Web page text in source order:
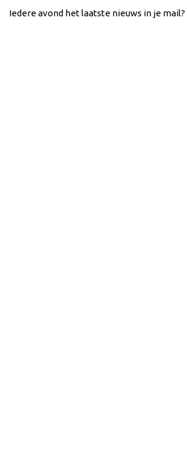
Iedere avond het laatste nieuws in je mail?